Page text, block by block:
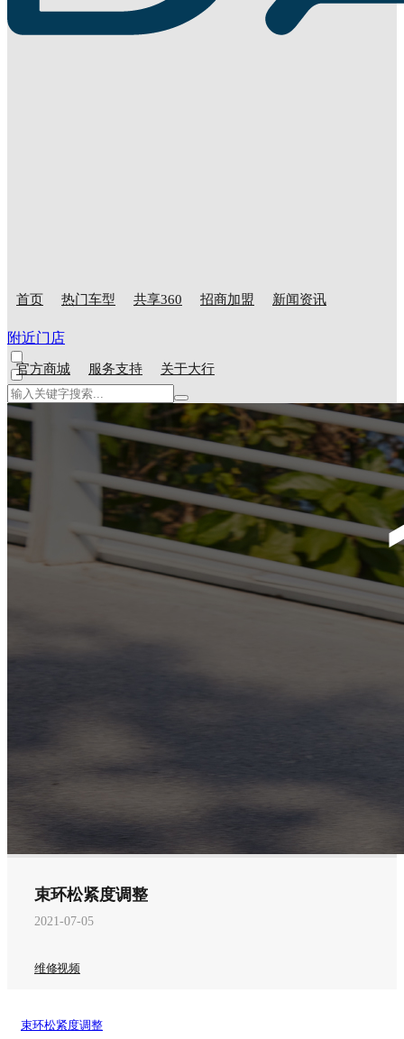
首页 热门车型 共享360 招商加盟 新闻资讯
官方商城 服务支持 关于大行
附近门店
束环松紧度调整
2021-07-05
维修视频
束环松紧度调整